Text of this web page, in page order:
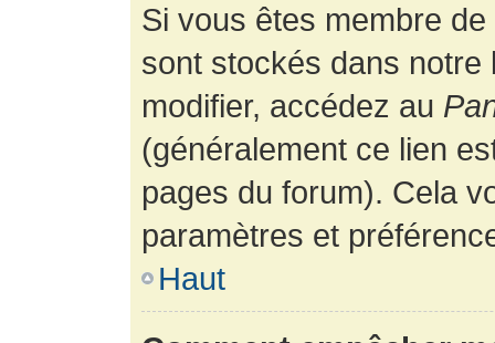
Si vous êtes membre
sont stockés dans
modifier, accédez au
(généralement ce lien
pages du forum). Cela
paramètres et
Haut